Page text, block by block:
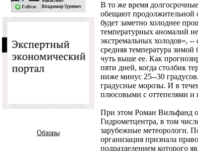
Обзоры
В то же время
обещают продолжительной
будет заметно холоднее
температурных аномалий
экстремальных холодов», --
средняя температура
чуть выше ее. Как
пяти дней, когда столбик
ниже минус 25--30
градусные морозы. И в
плюсовыми с оттепелями и
При этом Роман Вильфанд
Гидрометцентра, в том
зарубежные метеорологи.
организация признала
подразделением которого